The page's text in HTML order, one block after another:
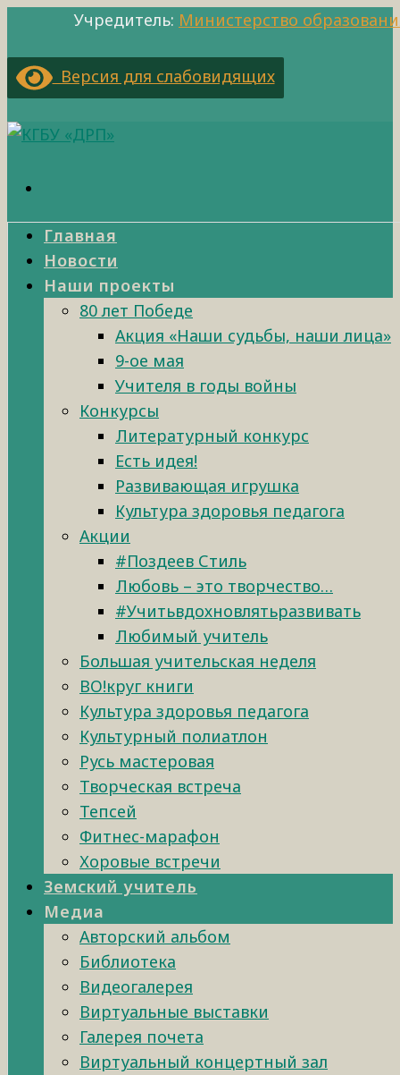
Учредитель: Министерство
Версия для слабовидящих
Главная
Новости
Наши проекты
80 лет Победе
Акция «Наши судьбы, наши лица»
9-ое мая
Учителя в годы войны
Конкурсы
Литературный конкурс
Есть идея!
Развивающая игрушка
Культура здоровья педагога
Акции
#Поздеев Стиль
Любовь – это творчество…
#Учитьвдохновлятьразвивать
Любимый учитель
Большая учительская неделя
ВО!круг книги
Культура здоровья педагога
Культурный полиатлон
Русь мастеровая
Творческая встреча
Тепсей
Фитнес-марафон
Хоровые встречи
Земский учитель
Медиа
Авторский альбом
Библиотека
Видеогалерея
Виртуальные выставки
Галерея почета
Виртуальный концертный зал